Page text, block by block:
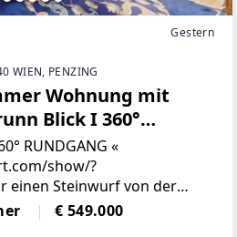
Gestern
WIEN, PENZING
Wohnung mit
Blick I 360°
RUNDGANG «
show/?
einen Steinwurf von der
der Habsburger
als „Schloss
€ 549.000